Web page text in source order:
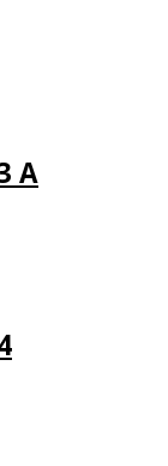
A